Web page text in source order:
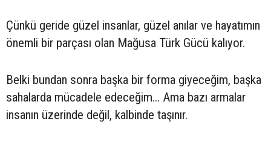
Çünkü geride güzel insanlar, güzel anılar ve hayatımın
önemli bir parçası olan Mağusa Türk Gücü kalıyor.
Belki bundan sonra başka bir forma giyeceğim, başka
sahalarda mücadele edeceğim… Ama bazı armalar
insanın üzerinde değil, kalbinde taşınır.